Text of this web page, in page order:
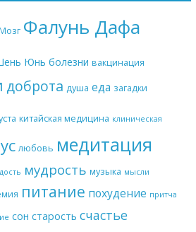
Фалунь Дафа
Юнь болезни вакцинация
доброта душа еда загадки
китайская медицина клиническая
любовь медитация
мудрость музыка мысли
питание похудение притча
сон старость счастье